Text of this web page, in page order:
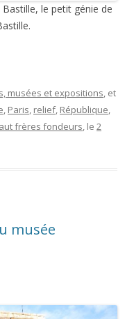
le petit génie de
musées et expositions, et
, Paris, relief, République,
frères fondeurs, le 2
musée